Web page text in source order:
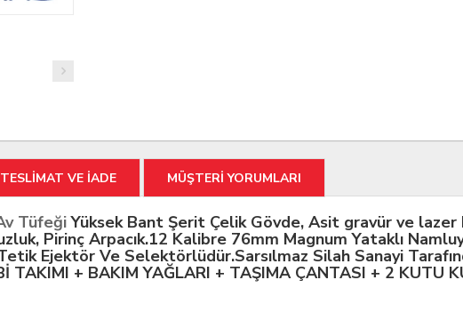
TESLİMAT VE İADE MÜŞTERİ YORUMLARI
TüfeğiYüksek Bant Şerit Çelik Gövde, Asit gravür ve
Pirinç Arpacık.12 Kalibre 76mm Magnum Yataklı
Ejektör Ve Selektörlüdür.Sarsılmaz Silah Sanayi
TAKIMI + BAKIM YAĞLARI + TAŞIMA ÇANTASI + 2 KUTU